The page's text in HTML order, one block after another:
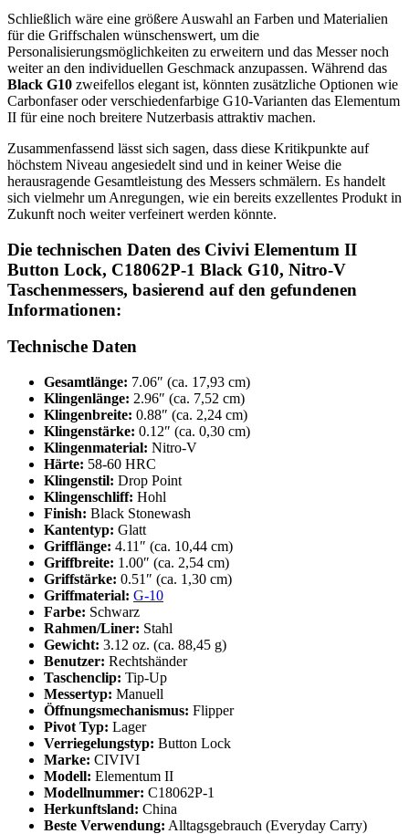
Schließlich wäre eine größere Auswahl an Farben und Materialien
für die Griffschalen wünschenswert, um die
Personalisierungsmöglichkeiten zu erweitern und das Messer noch
weiter an den individuellen Geschmack anzupassen. Während das
Black G10 zweifellos elegant ist, könnten zusätzliche Optionen wie
Carbonfaser oder verschiedenfarbige G10-Varianten das Elementum
II für eine noch breitere Nutzerbasis attraktiv machen.
Zusammenfassend lässt sich sagen, dass diese Kritikpunkte auf
höchstem Niveau angesiedelt sind und in keiner Weise die
herausragende Gesamtleistung des Messers schmälern. Es handelt
sich vielmehr um Anregungen, wie ein bereits exzellentes Produkt in
Zukunft noch weiter verfeinert werden könnte.
Die technischen Daten des Civivi Elementum II
Button Lock, C18062P-1 Black G10, Nitro-V
Taschenmessers, basierend auf den gefundenen
Informationen:
Technische Daten
Gesamtlänge: 7.06″ (ca. 17,93 cm)
Klingenlänge: 2.96″ (ca. 7,52 cm)
Klingenbreite: 0.88″ (ca. 2,24 cm)
Klingenstärke: 0.12″ (ca. 0,30 cm)
Klingenmaterial: Nitro-V
Härte: 58-60 HRC
Klingenstil: Drop Point
Klingenschliff: Hohl
Finish: Black Stonewash
Kantentyp: Glatt
Grifflänge: 4.11″ (ca. 10,44 cm)
Griffbreite: 1.00″ (ca. 2,54 cm)
Griffstärke: 0.51″ (ca. 1,30 cm)
Griffmaterial: G-10
Farbe: Schwarz
Rahmen/Liner: Stahl
Gewicht: 3.12 oz. (ca. 88,45 g)
Benutzer: Rechtshänder
Taschenclip: Tip-Up
Messertyp: Manuell
Öffnungsmechanismus: Flipper
Pivot Typ: Lager
Verriegelungstyp: Button Lock
Marke: CIVIVI
Modell: Elementum II
Modellnummer: C18062P-1
Herkunftsland: China
Beste Verwendung: Alltagsgebrauch (Everyday Carry)